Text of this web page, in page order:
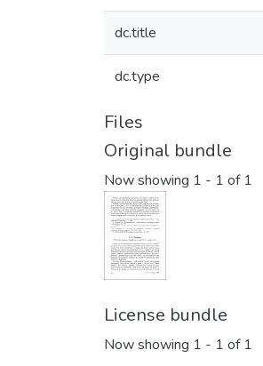
dc.title
dc.type
Files
Original bundle
Now showing 1 - 1 of 1
License bundle
Now showing 1 - 1 of 1